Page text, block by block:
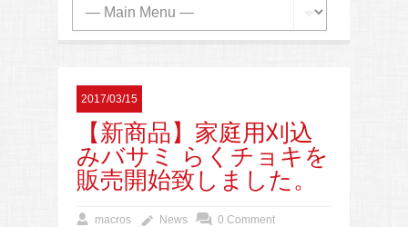
2017/03/15
【新商品】家庭用刈込
みバサミ らくチョキを
販売開始致しました。
macros News 0 Comment